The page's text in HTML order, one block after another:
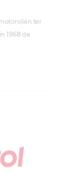
ter
1968 de